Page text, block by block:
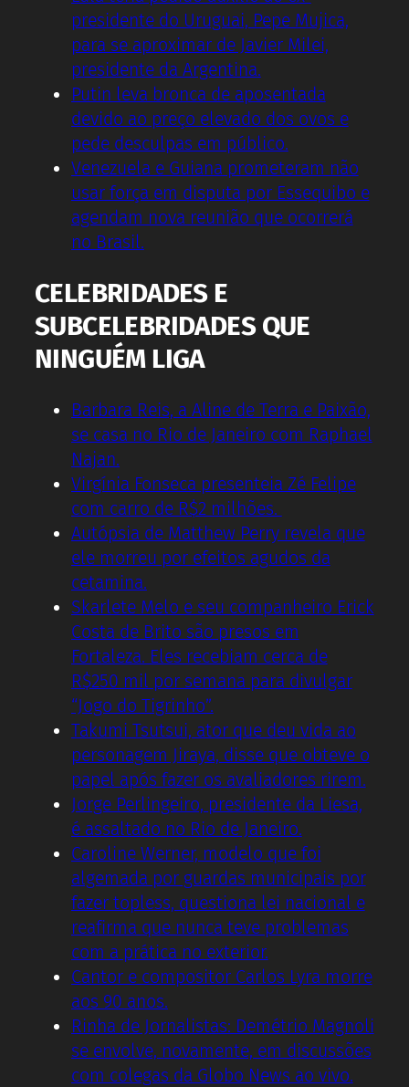
presidente do Uruguai, Pepe Mujica,
para se aproximar de Javier Milei,
presidente da Argentina.
Putin leva bronca de aposentada
devido ao preço elevado dos ovos e
pede desculpas em público.
Venezuela e Guiana prometeram não
usar força em disputa por Essequibo e
agendam nova reunião que ocorrerá
no Brasil.
CELEBRIDADES E
SUBCELEBRIDADES QUE
NINGUÉM LIGA
Barbara Reis, a Aline de Terra e Paixão,
se casa no Rio de Janeiro com Raphael
Najan.
Virgínia Fonseca presenteia Zé Felipe
com carro de R$2 milhões.
Autópsia de Matthew Perry revela que
ele morreu por efeitos agudos da
cetamina.
Skarlete Melo e seu companheiro Erick
Costa de Brito são presos em
Fortaleza. Eles recebiam cerca de
R$250 mil por semana para divulgar
“Jogo do Tigrinho”.
Takumi Tsutsui, ator que deu vida ao
personagem Jiraya, disse que obteve o
papel após fazer os avaliadores rirem.
Jorge Perlingeiro, presidente da Liesa,
é assaltado no Rio de Janeiro.
Caroline Werner, modelo que foi
algemada por guardas municipais por
fazer topless, questiona lei nacional e
reafirma que nunca teve problemas
com a prática no exterior.
Cantor e compositor Carlos Lyra morre
aos 90 anos.
Rinha de Jornalistas: Demétrio Magnoli
se envolve, novamente, em discussões
com colegas da Globo News ao vivo.